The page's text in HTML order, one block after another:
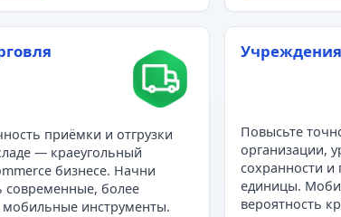
приёмки и отгрузки
— краеугольный
бизнесе. Начни
современные, более
инструменты.
Учреждения
Повысьте
организации,
сохранности
единицы.
вероятность